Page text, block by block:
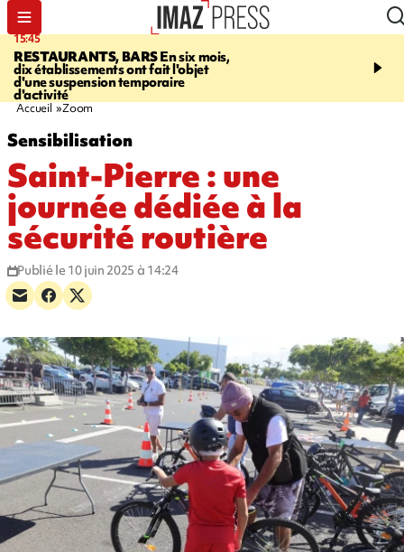
15:45
RESTAURANTS, BARSEn six mois,
dix établissements ont fait l'objet
d'une suspension temporaire
d'activité
17:17
Angeles, un homme vit
Accueil Zoom
Sensibilisation
Saint-Pierre : une
journée dédiée à la
sécurité routière
Publié le 10 juin 2025 à 14:24